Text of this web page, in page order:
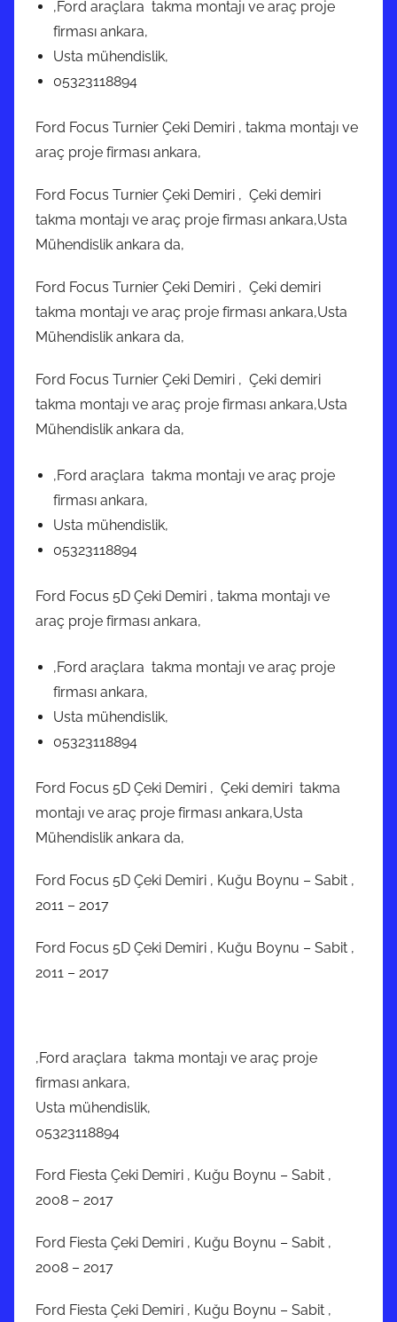
,Ford araçlara takma montajı ve araç proje
firması ankara,
Usta mühendislik,
05323118894
Ford Focus Turnier Çeki Demiri , takma montajı ve
araç proje firması ankara,
Ford Focus Turnier Çeki Demiri , Çeki demiri
takma montajı ve araç proje firması ankara,Usta
Mühendislik ankara da,
Ford Focus Turnier Çeki Demiri , Çeki demiri
takma montajı ve araç proje firması ankara,Usta
Mühendislik ankara da,
Ford Focus Turnier Çeki Demiri , Çeki demiri
takma montajı ve araç proje firması ankara,Usta
Mühendislik ankara da,
,Ford araçlara takma montajı ve araç proje
firması ankara,
Usta mühendislik,
05323118894
Ford Focus 5D Çeki Demiri , takma montajı ve
araç proje firması ankara,
,Ford araçlara takma montajı ve araç proje
firması ankara,
Usta mühendislik,
05323118894
Ford Focus 5D Çeki Demiri , Çeki demiri takma
montajı ve araç proje firması ankara,Usta
Mühendislik ankara da,
Ford Focus 5D Çeki Demiri , Kuğu Boynu – Sabit ,
2011 – 2017
Ford Focus 5D Çeki Demiri , Kuğu Boynu – Sabit ,
2011 – 2017
,Ford araçlara takma montajı ve araç proje
firması ankara,
Usta mühendislik,
05323118894
Ford Fiesta Çeki Demiri , Kuğu Boynu – Sabit ,
2008 – 2017
Ford Fiesta Çeki Demiri , Kuğu Boynu – Sabit ,
2008 – 2017
Ford Fiesta Çeki Demiri , Kuğu Boynu – Sabit ,